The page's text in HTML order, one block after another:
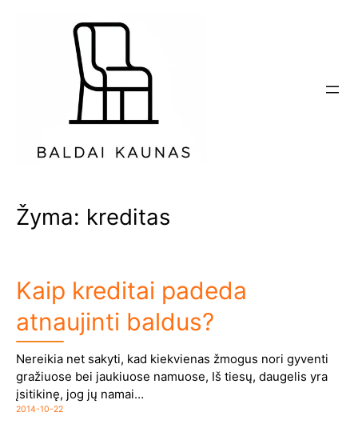
Žyma: kreditas
Kaip kreditai padeda
atnaujinti baldus?
Nereikia net sakyti, kad kiekvienas žmogus nori gyventi
gražiuose bei jaukiuose namuose, Iš tiesų, daugelis yra
įsitikinę, jog jų namai…
2014-10-22